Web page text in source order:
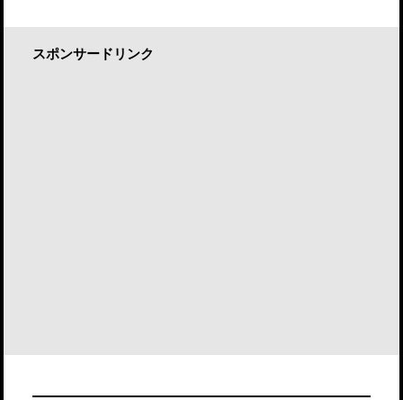
スポンサードリンク